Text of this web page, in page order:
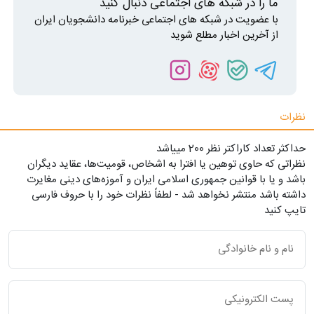
با عضویت در شبکه های اجتماعی خبرنامه دانشجویان ایران
از آخرین اخبار مطلع شوید
نظرات
حداکثر تعداد کاراکتر نظر 200 ميياشد
نظراتی که حاوی توهین یا افترا به اشخاص، قومیت‌ها، عقاید دیگران
باشد و یا با قوانین جمهوری اسلامی ایران و آموزه‌های دینی مغایرت
داشته باشد منتشر نخواهد شد - لطفاً نظرات خود را با حروف فارسی
تایپ کنید